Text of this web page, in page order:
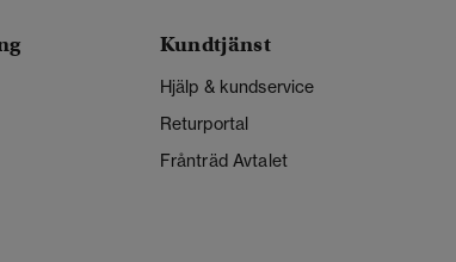
Kundtjänst
Hjälp & kundservice
Returportal
Frånträd Avtalet